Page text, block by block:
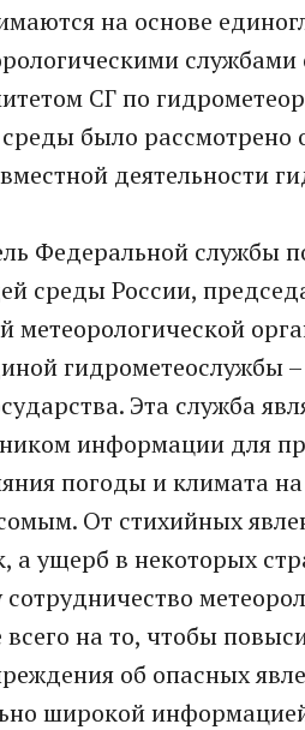
на основе
службами
СГ по
было рассмотрено
деятельности
Федеральной службы
среды России,
метеорологической
гидрометеослужбы
Эта служба
информации для
погоды и климата
От стихийных
а ущерб в некоторых
на то, чтобы
об опасных
широкой